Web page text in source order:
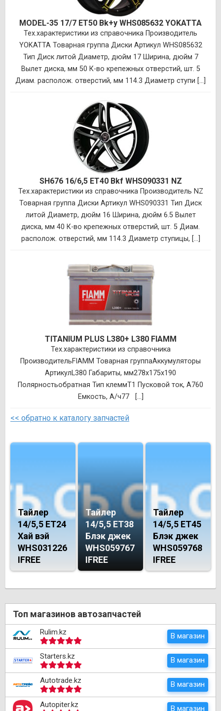
MODEL-35 17/7 ET50 Bk+y WHS085632 YOKATTA
Тех.характеристики из справочника Производитель
YOKATTA Товарная группа Диски Артикул WHS085632
Тип Диск литой Диаметр, дюйм 17 Ширина, дюйм 7
Вылет диска, мм 50 К-во крепежных отверстий, шт. 5
Диам. располож. отверстий, мм 114.3 Диаметр ступи [...]
SH676 16/6,5 ET40 Bkf WHS090331 NZ
Тех.характеристики из справочника Производитель NZ
Товарная группа Диски Артикул WHS090331 Тип Диск
литой Диаметр, дюйм 16 Ширина, дюйм 6.5 Вылет
диска, мм 40 К-во крепежных отверстий, шт. 5 Диам.
располож. отверстий, мм 114.3 Диаметр ступицы, [...]
TITANIUM PLUS L380+ L380 FIAMM
Тех.характеристики из справочника
ПроизводительFIAMM Товарная группаАккумуляторы
АртикулL380 Габариты, мм278x175x190
Полярностьобратная Тип клеммT1 Пусковой ток, А760
Емкость, А/ч77 [...]
<< обратно к каталогу запчастей
Тайлер
14/5,5 ET24
Хай вэй
WHS031226
IFREE
Тайлер
14/5,5 ET38
Блэк джек
WHS059767
IFREE
Тайлер
14/5,5 ET45
Блэк джек
WHS059768
IFREE
Топ магазинов автозапчастей
Rulim.kz В магазин
Starters.kz В магазин
Autotrade.kz В магазин
Autopiter.kz В магазин